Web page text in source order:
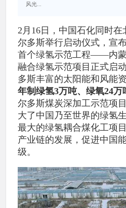
风光...
2月16日，中国石化同时
尔多斯举行启动仪式，宣
首个绿氢示范工程——内
融合绿氢示范项目正式启
多斯丰富的太阳能和风能
年制绿氢3万吨、绿氧24万
尔多斯煤炭深加工示范项
大了中国乃至世界的绿氢
最大的绿氢耦合煤化工项
产业链的发展，促进中国
级。